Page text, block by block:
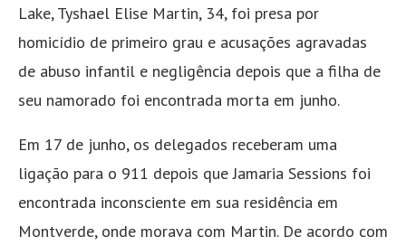
Lake, Tyshael Elise Martin, 34, foi presa por
homicídio de primeiro grau e acusações agravadas
de abuso infantil e negligência depois que a filha de
seu namorado foi encontrada morta em junho.
Em 17 de junho, os delegados receberam uma
ligação para o 911 depois que Jamaria Sessions foi
encontrada inconsciente em sua residência em
Montverde, onde morava com Martin. De acordo com